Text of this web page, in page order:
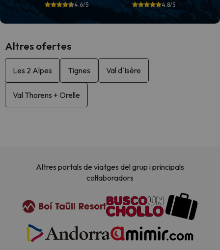
4.6/5 4.8/5
Altres ofertes
Les 2 Alpes Tignes Val d'Isère
Val Thorens + Orelle
Altres portals de viatges del grup i principals
col·laboradors